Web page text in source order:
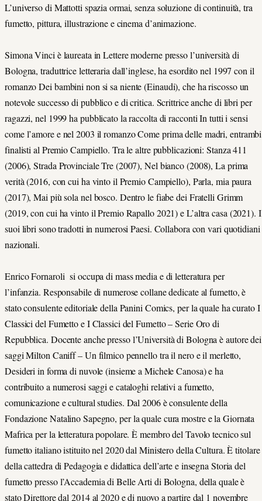
L’universo di Mattotti spazia ormai, senza soluzione di continuità, tra
fumetto, pittura, illustrazione e cinema d’animazione.
Simona Vinci è laureata in Lettere moderne presso l’università di
Bologna, traduttrice letteraria dall’inglese, ha esordito nel 1997 con il
romanzo Dei bambini non si sa niente (Einaudi), che ha riscosso un
notevole successo di pubblico e di critica. Scrittrice anche di libri per
ragazzi, nel 1999 ha pubblicato la raccolta di racconti In tutti i sensi
come l’amore e nel 2003 il romanzo Come prima delle madri, entrambi
finalisti al Premio Campiello. Tra le altre pubblicazioni: Stanza 411
(2006), Strada Provinciale Tre (2007), Nel bianco (2008), La prima
verità (2016, con cui ha vinto il Premio Campiello), Parla, mia paura
(2017), Mai più sola nel bosco. Dentro le fiabe dei Fratelli Grimm
(2019, con cui ha vinto il Premio Rapallo 2021) e L’altra casa (2021). I
suoi libri sono tradotti in numerosi Paesi. Collabora con vari quotidiani
nazionali.
Enrico Fornaroli si occupa di mass media e di letteratura per
l’infanzia. Responsabile di numerose collane dedicate al fumetto, è
stato consulente editoriale della Panini Comics, per la quale ha curato I
Classici del Fumetto e I Classici del Fumetto – Serie Oro di
Repubblica. Docente anche presso l’Università di Bologna è autore dei
saggi Milton Caniff – Un filmico pennello tra il nero e il merletto,
Desideri in forma di nuvole (insieme a Michele Canosa) e ha
contribuito a numerosi saggi e cataloghi relativi a fumetto,
comunicazione e cultural studies. Dal 2006 è consulente della
Fondazione Natalino Sapegno, per la quale cura mostre e la Giornata
Mafrica per la letteratura popolare. È membro del Tavolo tecnico sul
fumetto italiano istituito nel 2020 dal Ministero della Cultura. È titolare
della cattedra di Pedagogia e didattica dell’arte e insegna Storia del
fumetto presso l’Accademia di Belle Arti di Bologna, della quale è
stato Direttore dal 2014 al 2020 e di nuovo a partire dal 1 novembre